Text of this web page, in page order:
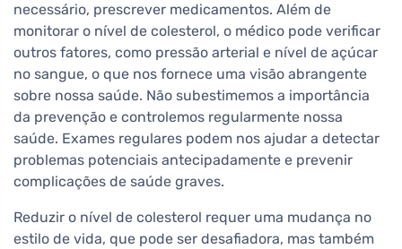
necessário, prescrever medicamentos. Além de
monitorar o nível de colesterol, o médico pode verificar
outros fatores, como pressão arterial e nível de açúcar
no sangue, o que nos fornece uma visão abrangente
sobre nossa saúde. Não subestimemos a importância
da prevenção e controlemos regularmente nossa
saúde. Exames regulares podem nos ajudar a detectar
problemas potenciais antecipadamente e prevenir
complicações de saúde graves.
Reduzir o nível de colesterol requer uma mudança no
estilo de vida, que pode ser desafiadora, mas também